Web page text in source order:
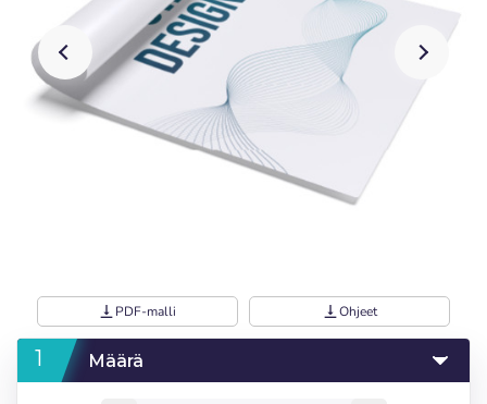
vertical_align_bottom PDF-malli vertical_align_bottomOhjeet
Määrä